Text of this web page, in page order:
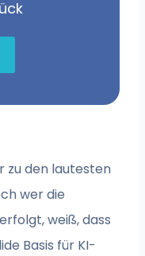
zu den lautesten
wer die
weiß, dass
Basis für KI-